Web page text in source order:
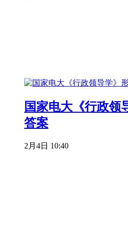
国家电大《行政领
答案
2月4日 10:40